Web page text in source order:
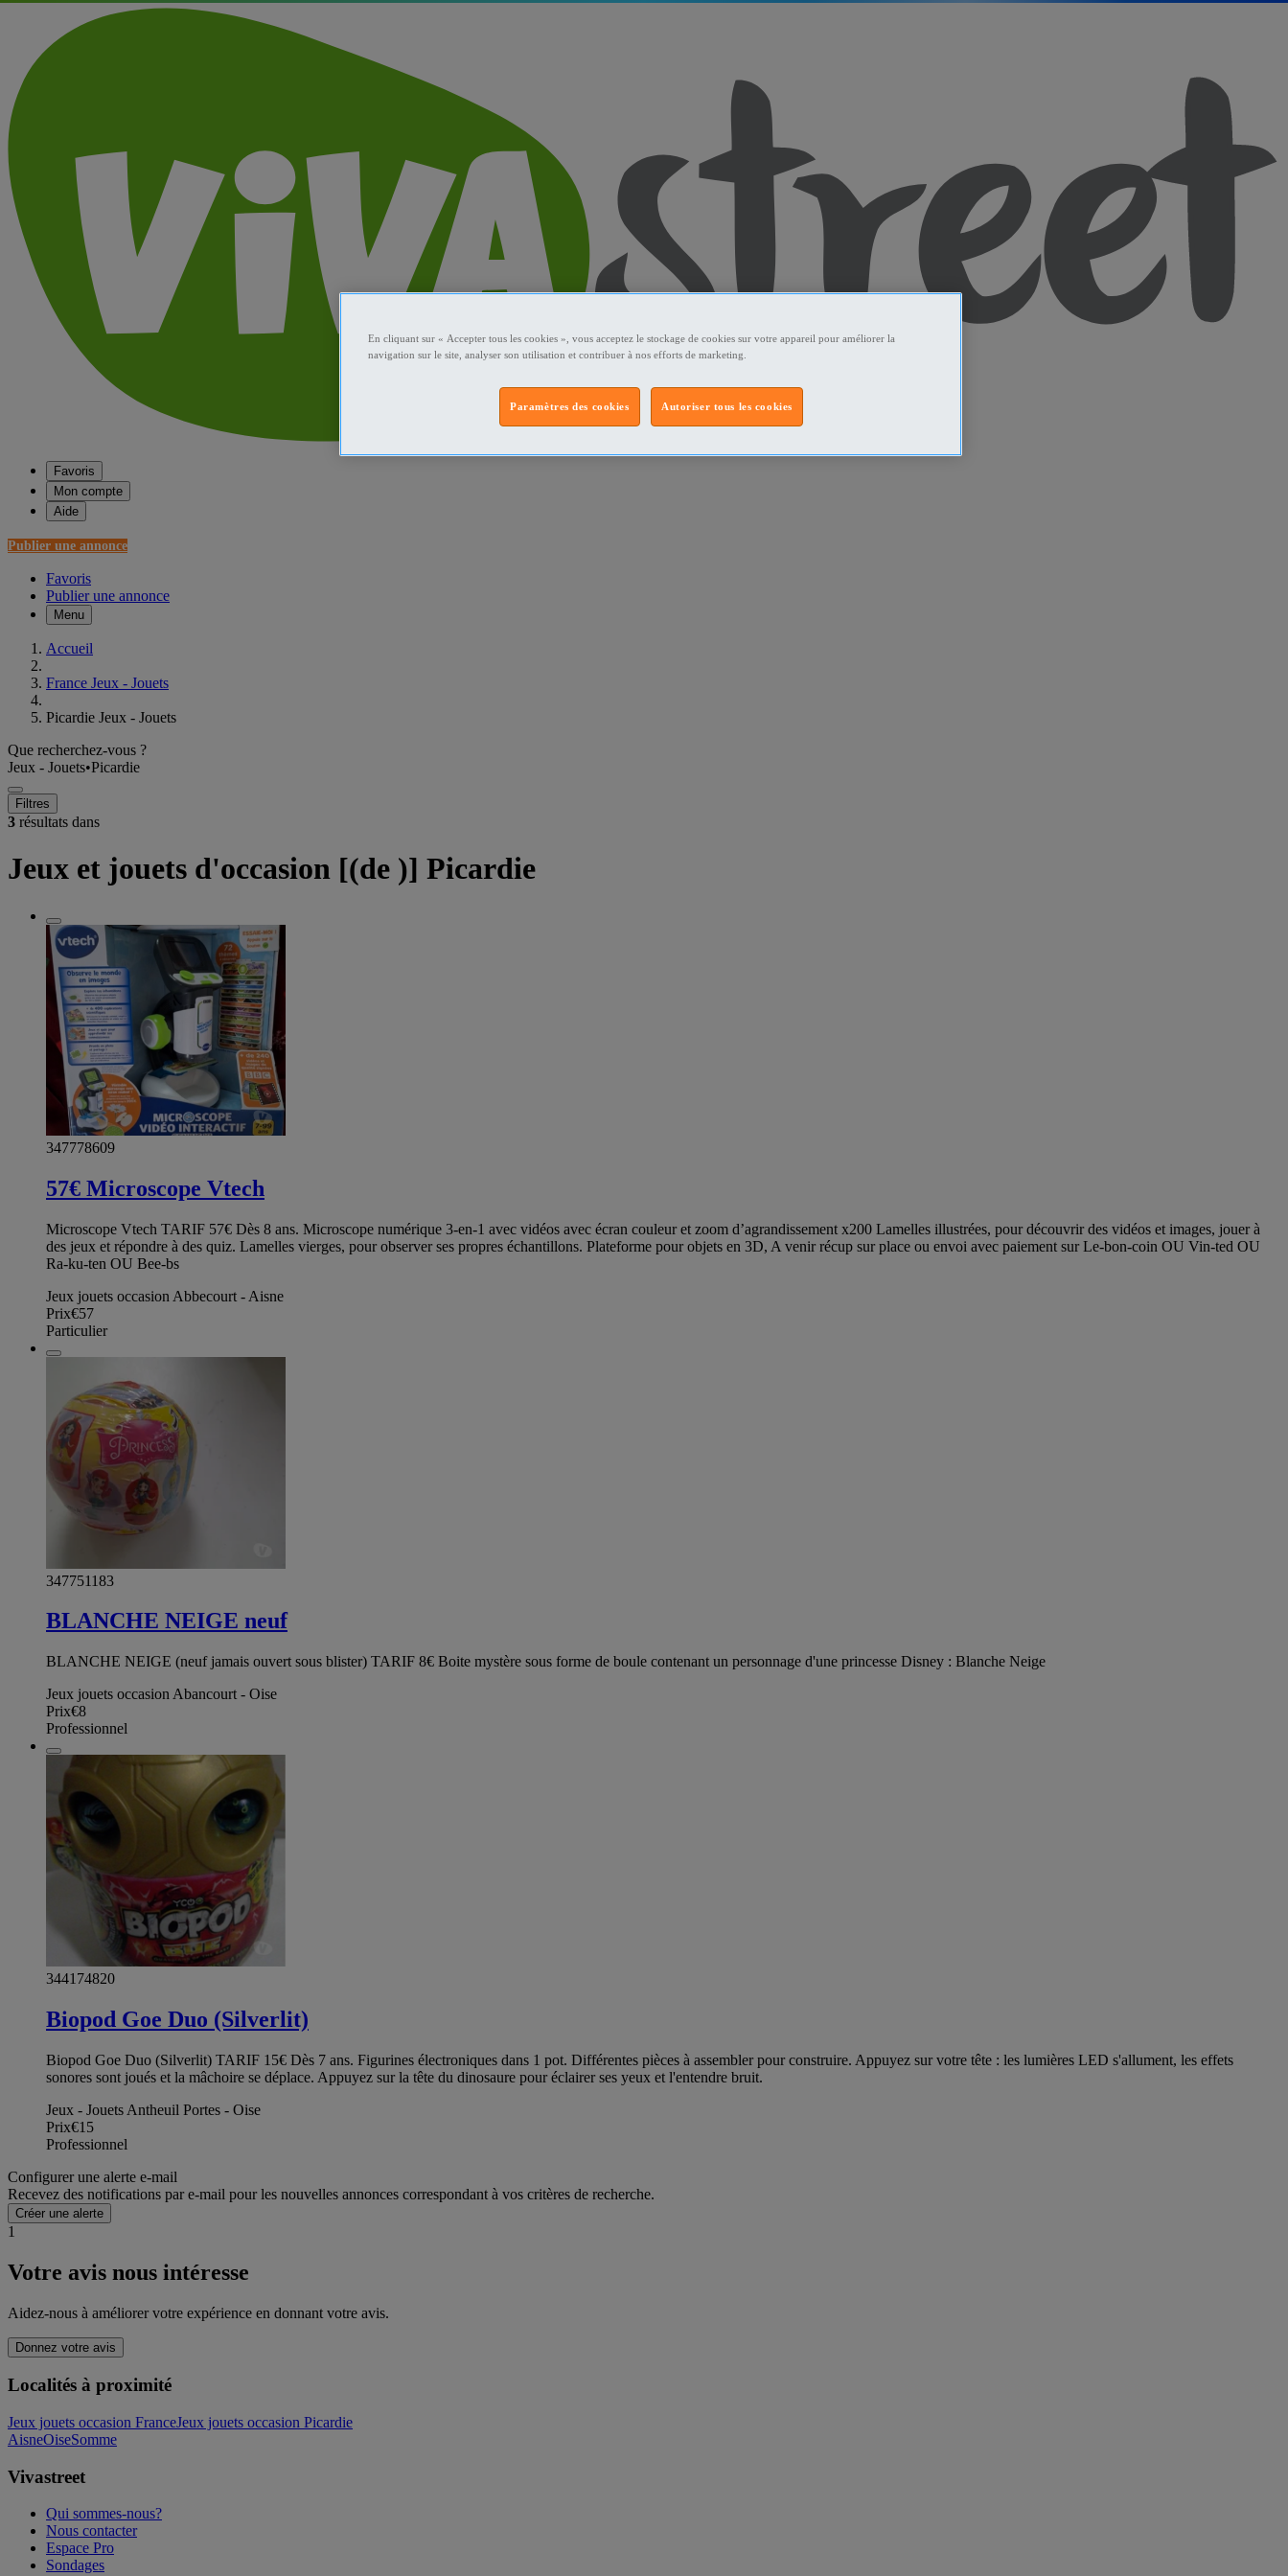
Favoris
Mon compte
Aide
Publier une annonce
Favoris
Publier une annonce
Menu
Accueil
France Jeux - Jouets
Picardie Jeux - Jouets
Que recherchez-vous ?
Jeux - Jouets•Picardie
Filtres
3 résultats dans
Jeux et jouets d'occasion [(de )] Picardie
347778609
57€ Microscope Vtech
Microscope Vtech TARIF 57€ Dès 8 ans. Microscope numérique 3-en-1 avec vidéos avec écran couleur et zoom d’agrandissement x200 Lamelles illustrées, pour découvrir des vidéos et images, jouer à
des jeux et répondre à des quiz. Lamelles vierges, pour observer ses propres échantillons. Plateforme pour objets en 3D, A venir récup sur place ou envoi avec paiement sur Le-bon-coin OU Vin-ted OU
Ra-ku-ten OU Bee-bs
Jeux jouets occasion Abbecourt - Aisne
Prix€57
Particulier
347751183
BLANCHE NEIGE neuf
BLANCHE NEIGE (neuf jamais ouvert sous blister) TARIF 8€ Boite mystère sous forme de boule contenant un personnage d'une princesse Disney : Blanche Neige
Jeux jouets occasion Abancourt - Oise
Prix€8
Professionnel
344174820
Biopod Goe Duo (Silverlit)
Biopod Goe Duo (Silverlit) TARIF 15€ Dès 7 ans. Figurines électroniques dans 1 pot. Différentes pièces à assembler pour construire. Appuyez sur votre tête : les lumières LED s'allument, les effets
sonores sont joués et la mâchoire se déplace. Appuyez sur la tête du dinosaure pour éclairer ses yeux et l'entendre bruit.
Jeux - Jouets Antheuil Portes - Oise
Prix€15
Professionnel
Configurer une alerte e-mail
Recevez des notifications par e-mail pour les nouvelles annonces correspondant à vos critères de recherche.
Créer une alerte
1
Votre avis nous intéresse
Aidez-nous à améliorer votre expérience en donnant votre avis.
Donnez votre avis
Localités à proximité
Jeux jouets occasion FranceJeux jouets occasion Picardie
AisneOiseSomme
Vivastreet
Qui sommes-nous?
Nous contacter
Espace Pro
Sondages
En cliquant sur « Accepter tous les cookies », vous acceptez le stockage de cookies sur votre appareil pour améliorer la
navigation sur le site, analyser son utilisation et contribuer à nos efforts de marketing.
Autoriser tous les cookies
Paramètres des cookies